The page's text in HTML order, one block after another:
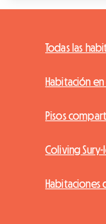
Todas las
Habitación
Pisos
Coliving Sury-
Habitaciones